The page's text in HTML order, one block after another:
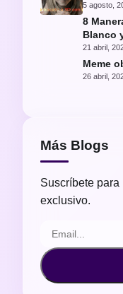
5 agosto,
8
Blanco
21 abril,
Meme
26 abril,
Más Blogs
Suscríbete
exclusivo.